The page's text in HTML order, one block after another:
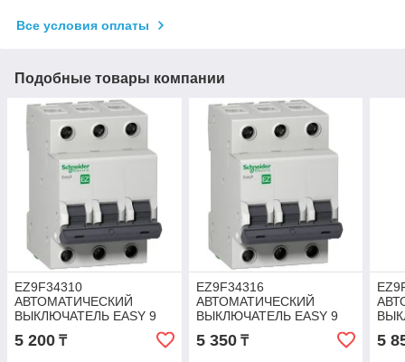
Все условия оплаты
Подобные товары компании
EZ9F34310
АВТОМАТИЧЕСКИЙ
ВЫКЛЮЧАТЕЛЬ EASY 9
3П 10А С 4,5кА 400В
5 200 ₸
EZ9F34316
АВТОМАТИЧЕСКИЙ
ВЫКЛЮЧАТЕЛЬ EASY 9
3П 16А С 4,5кА 400В
5 350₸ 5